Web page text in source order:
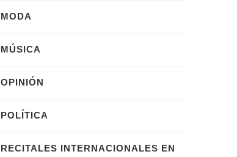
MODA
MÚSICA
OPINIÓN
POLÍTICA
RECITALES INTERNACIONALES EN